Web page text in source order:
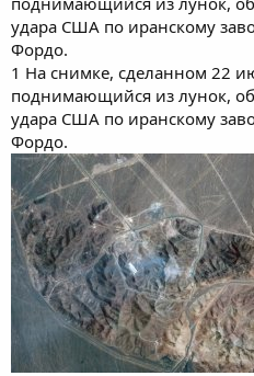
удара США по иранскому
Фордо.
1 На снимке, сделанном 22
поднимающийся из лунок,
удара США по иранскому
Фордо.